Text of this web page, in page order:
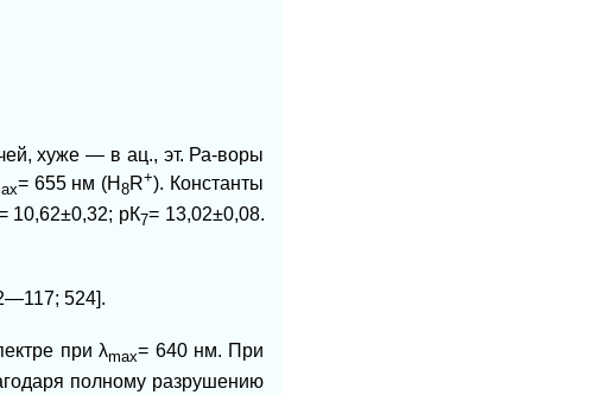
хуже — в ац., эт. Ра-воры
= 655 нм (Н8R+). Константы
10,62±0,32; рК7= 13,02±0,08.
524].
приλmах= 640 нм. При
полному разрушению